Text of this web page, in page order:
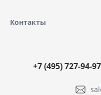
Контакты
+7 (495) 727-94-97